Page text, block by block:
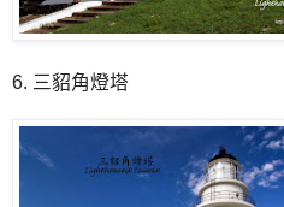
6. 三貂角燈塔